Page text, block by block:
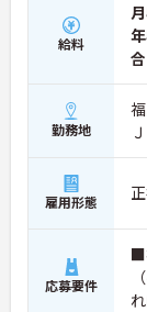
給料
合
勤務地
雇用形態
応募要件
■